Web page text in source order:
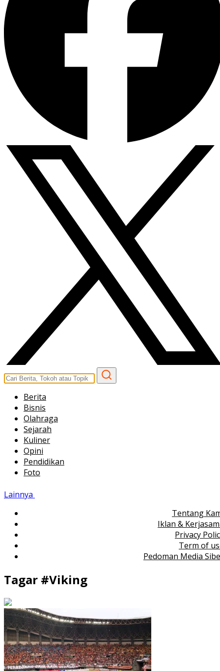
Berita
Bisnis
Olahraga
Sejarah
Kuliner
Opini
Pendidikan
Foto
Lainnya
Tentang
Iklan &
Privacy
Term of
Pedoman Media
Tagar #Viking